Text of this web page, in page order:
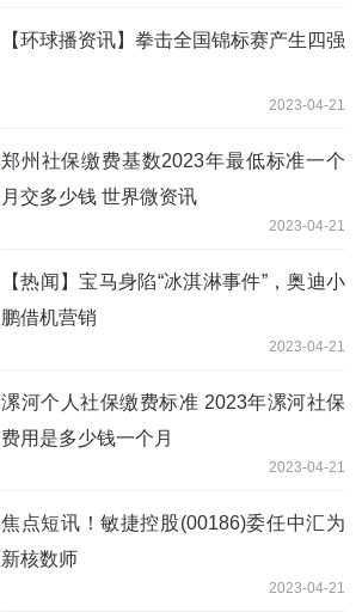
【环球播资讯】拳击全国锦标赛产生四强
2023-04-21
郑州社保缴费基数2023年最低标准一个
月交多少钱 世界微资讯
2023-04-21
【热闻】宝马身陷“冰淇淋事件”，奥迪小
鹏借机营销
2023-04-21
漯河个人社保缴费标准 2023年漯河社保
费用是多少钱一个月
2023-04-21
焦点短讯！敏捷控股(00186)委任中汇为
新核数师
2023-04-21